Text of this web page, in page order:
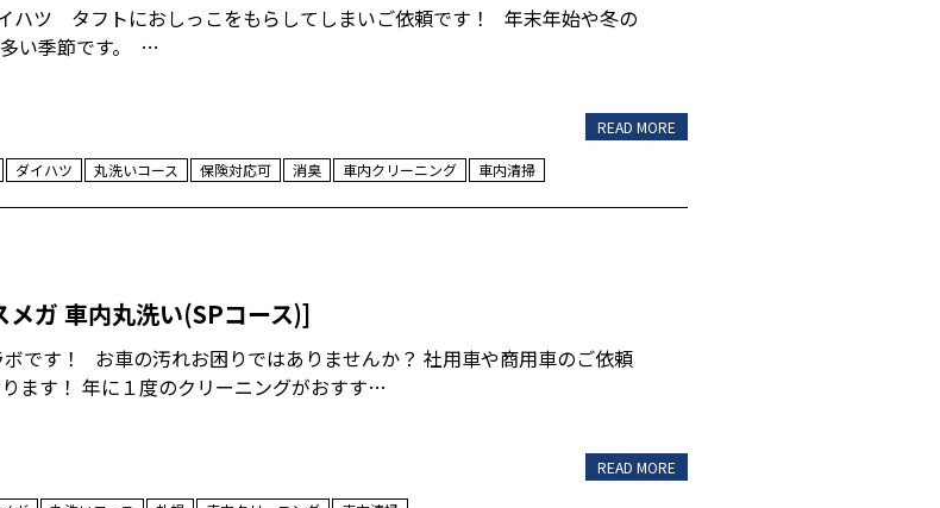
ハツ タフトにおしっこをもらしてしまいご依頼です！ 年末年始や冬の
い季節です。 …
READ MORE
ダイハツ 丸洗いコース 保険対応可 消臭 車内クリーニング 車内清掃
メガ 車内丸洗い(SPコース)]
ボです！ お車の汚れお困りではありませんか？ 社用車や商用車のご依頼
ます！ 年に１度のクリーニングがおすす…
READ MORE